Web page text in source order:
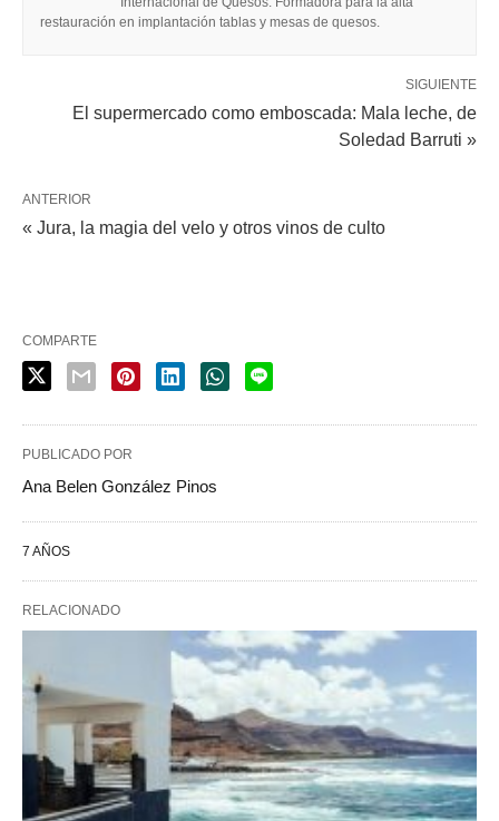
restauración en implantación tablas y mesas de quesos.
SIGUIENTE
El supermercado como emboscada: Mala leche, de
Soledad Barruti »
ANTERIOR
« Jura, la magia del velo y otros vinos de culto
COMPARTE
PUBLICADO POR
Ana Belen González Pinos
7 AÑOS
RELACIONADO